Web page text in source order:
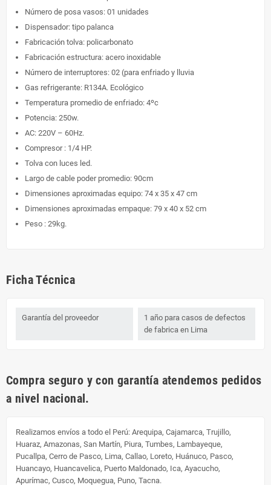
Número de posa vasos: 01 unidades
Dispensador: tipo palanca
Fabricación tolva: policarbonato
Fabricación estructura: acero inoxidable
Número de interruptores: 02 (para enfriado y lluvia
Gas refrigerante: R134A. Ecológico
Temperatura promedio de enfriado: 4ºc
Potencia: 250w.
AC: 220V – 60Hz.
Compresor : 1/4 HP.
Tolva con luces led.
Largo de cable poder promedio: 90cm
Dimensiones aproximadas equipo: 74 x 35 x 47 cm
Dimensiones aproximadas empaque: 79 x 40 x 52 cm
Peso : 29kg.
Ficha Técnica
Garantía del proveedor
1 año para casos de defectos
de fabrica en Lima
Compra seguro y con garantía atendemos pedidos
a nivel nacional.
Realizamos envíos a todo el Perú: Arequipa, Cajamarca, Trujillo,
Huaraz, Amazonas, San Martín, Piura, Tumbes, Lambayeque,
Pucallpa, Cerro de Pasco, Lima, Callao, Loreto, Huánuco, Pasco,
Huancayo, Huancavelica, Puerto Maldonado, Ica, Ayacucho,
Apurímac, Cusco, Moquegua, Puno, Tacna.